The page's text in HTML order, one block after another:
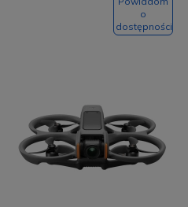
o
dostępności